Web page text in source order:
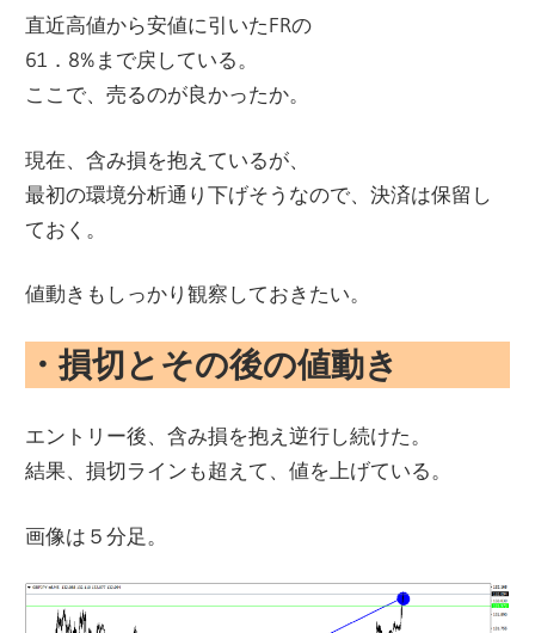
直近高値から安値に引いたFRの
61．8%まで戻している。
ここで、売るのが良かったか。
現在、含み損を抱えているが、
最初の環境分析通り下げそうなので、決済は保留し
ておく。
値動きもしっかり観察しておきたい。
・損切とその後の値動き
エントリー後、含み損を抱え逆行し続けた。
結果、損切ラインも超えて、値を上げている。
画像は５分足。